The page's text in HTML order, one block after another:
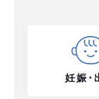
妊娠･